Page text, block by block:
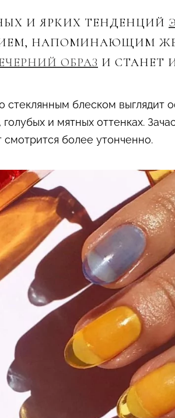
И ЯРКИХ ТЕНДЕНЦИЙ
НАПОМИНАЮЩИМ
ОБРАЗ И СТАНЕТ
стеклянным блеском
и мятных оттенках.
смотрится более утонченно.